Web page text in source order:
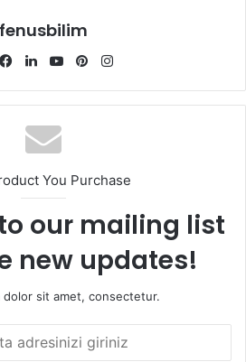
fenusbilim
Facebook
LinkedInYouTubePinterest
You Purchase
our mailing list
new updates!
dolor sit amet, consectetur.